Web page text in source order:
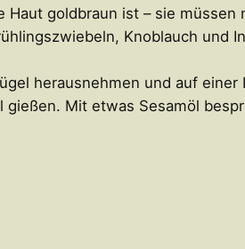
goldbraun ist – sie
Knoblauch und
herausnehmen und auf
Mit etwas Sesamöl